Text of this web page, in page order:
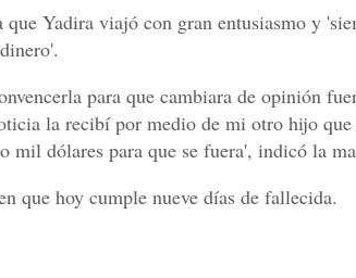
que Yadira viajó con gran entusiasmo y
para que cambiara de opinión
la recibí por medio de mi otro hijo que
mil dólares para que se fuera', indicó la
que hoy cumple nueve días de fallecida.